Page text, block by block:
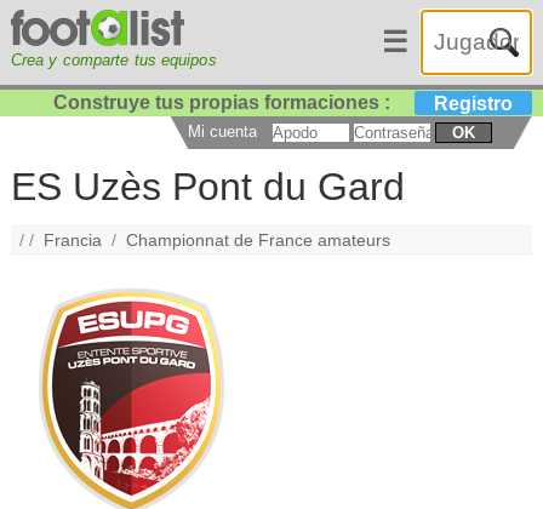
Crea y comparte tus equipos
☰
Construye tus propias formaciones : Registro
Mi cuenta OK
ES Uzès Pont du Gard
/ / Francia /Championnat de France amateurs